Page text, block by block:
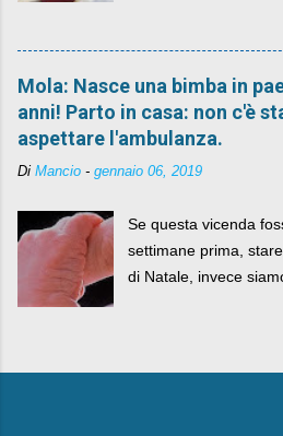
Mola: Nasce una bimba in
anni! Parto in casa: non c'è
aspettare l'ambulanza.
Di Mancio - gennaio 06, 2019
Se questa vicenda
settimane prima,
di Natale, invece
e la Befana, visto il